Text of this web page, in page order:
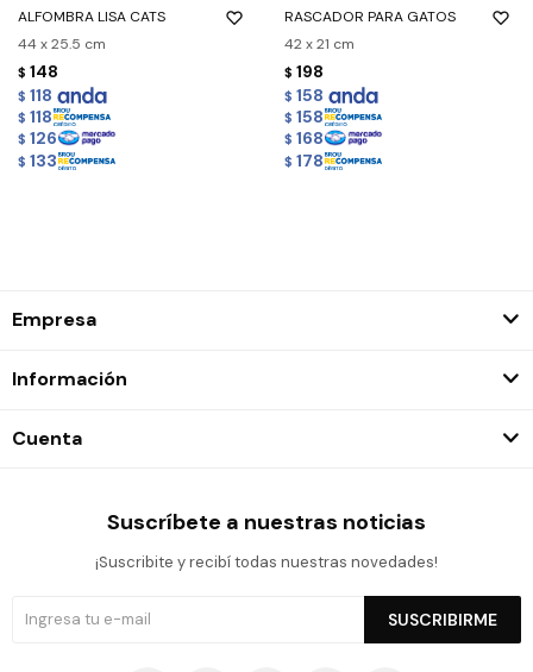
ALFOMBRA LISA CATS
44 x 25.5 cm
$ 148
$ 118
$ 118
$ 126
$ 133
RASCADOR PARA GATOS
42 x 21 cm
$ 198
$ 158
$ 158
$ 168
$ 178
Empresa
Información
Cuenta
Suscríbete a nuestras noticias
¡Suscribite y recibí todas nuestras novedades!
SUSCRIBIRME